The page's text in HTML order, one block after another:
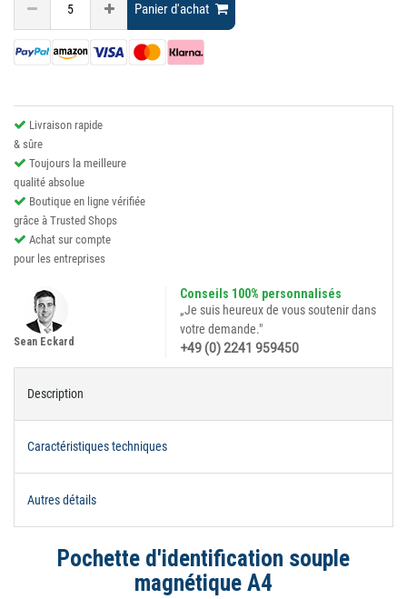
Panier d'achat
Livraison rapide
& sûre
Toujours la meilleure
qualité absolue
Boutique en ligne vérifiée
grâce à Trusted Shops
Achat sur compte
pour les entreprises
Conseils 100% personnalisés
„Je suis heureux de vous soutenir dans
votre demande."
+49 (0) 2241 959450
Sean Eckard
Description
Caractéristiques techniques
Autres détails
Pochette d'identification souple
magnétique A4